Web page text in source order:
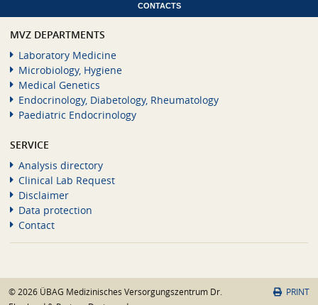
CONTACTS
MVZ DEPARTMENTS
Laboratory Medicine
Microbiology, Hygiene
Medical Genetics
Endocrinology, Diabetology, Rheumatology
Paediatric Endocrinology
SERVICE
Analysis directory
Clinical Lab Request
Disclaimer
Data protection
Contact
© 2026 ÜBAG Medizinisches Versorgungszentrum Dr.
PRINT